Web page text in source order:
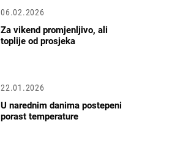
06.02.2026
Za vikend promjenljivo, ali
toplije od prosjeka
22.01.2026
U narednim danima postepeni
porast temperature